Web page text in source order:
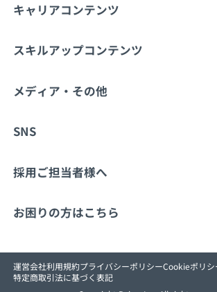
キャリアコンテンツ
転職・キャリア
スキルアップコンテンツ
学習
メディア・その他
Tech Team Journal
SNS
X
採用ご担当者様へ
採用・教育をお考えの企業様へ
お困りの方はこちら
paizaとは？
運営会社利用規約プライバシーポリシーCookieポリシ
特定商取引法に基づく表記